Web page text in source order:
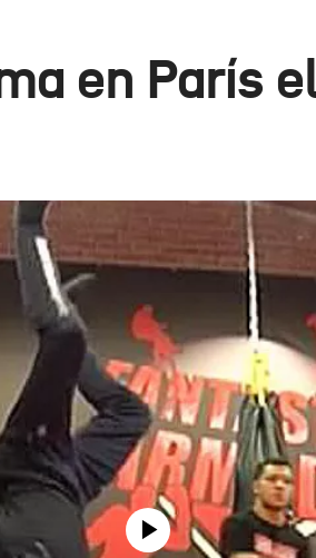
en París